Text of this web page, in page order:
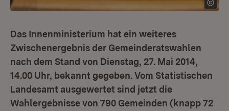
Das Innenministerium hat ein weiteres
Zwischenergebnis der Gemeinderatswahlen
nach dem Stand von Dienstag, 27. Mai 2014,
14.00 Uhr, bekannt gegeben. Vom Statistischen
Landesamt ausgewertet sind jetzt die
Wahlergeb­nisse von 790 Gemeinden (knapp 72